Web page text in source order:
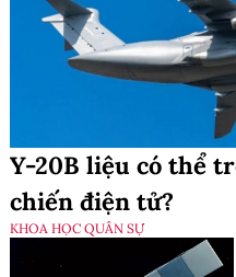
Y-20B liệu có thể
chiến điện tử?
KHOA HỌC QUÂN SỰ